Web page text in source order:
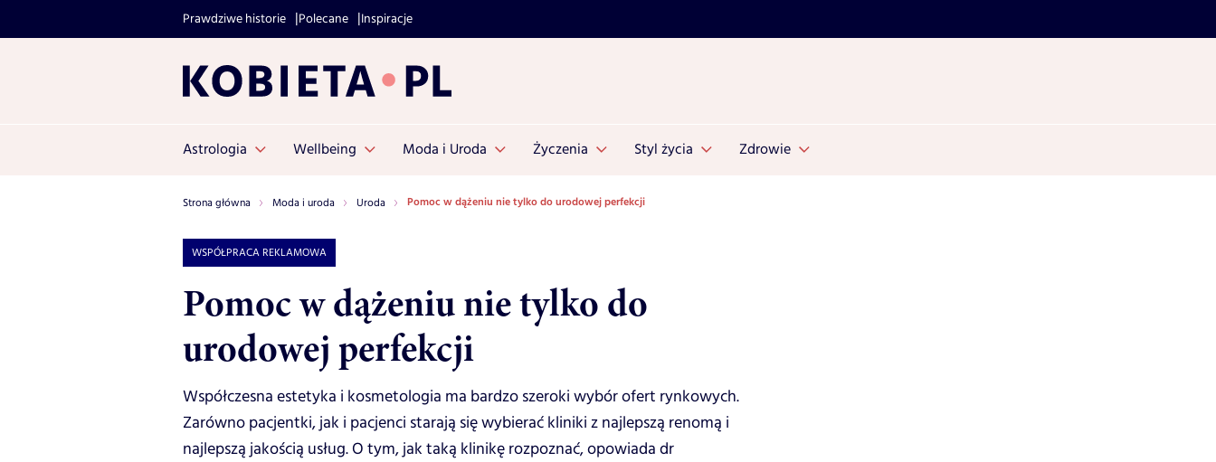
Prawdziwe historie Polecane Inspiracje
Astrologia Wellbeing Moda i Uroda Życzenia Styl życia Zdrowie
Strona główna Moda i uroda Uroda Pomoc w dążeniu nie tylko do urodowej perfekcji
WSPÓŁPRACA REKLAMOWA
Pomoc w dążeniu nie tylko do
urodowej perfekcji
Współczesna estetyka i kosmetologia ma bardzo szeroki wybór ofert rynkowych.
Zarówno pacjentki, jak i pacjenci starają się wybierać kliniki z najlepszą renomą i
najlepszą jakością usług. O tym, jak taką klinikę rozpoznać, opowiada dr